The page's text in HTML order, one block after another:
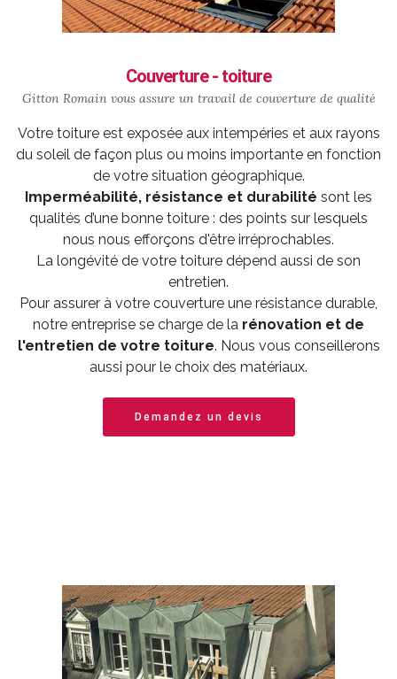
Couverture - toiture
Gitton Romain vous assure un travail de couverture de qualité
Votre toiture est exposée aux intempéries et aux rayons
du soleil de façon plus ou moins importante en fonction
de votre situation géographique.
Imperméabilité, résistance et durabilité sont les
qualités d’une bonne toiture : des points sur lesquels
nous nous efforçons d'être irréprochables.
La longévité de votre toiture dépend aussi de son
entretien.
Pour assurer à votre couverture une résistance durable,
notre entreprise se charge de la rénovation et de
l'entretien de votre toiture. Nous vous conseillerons
aussi pour le choix des matériaux.
Demandez un devis